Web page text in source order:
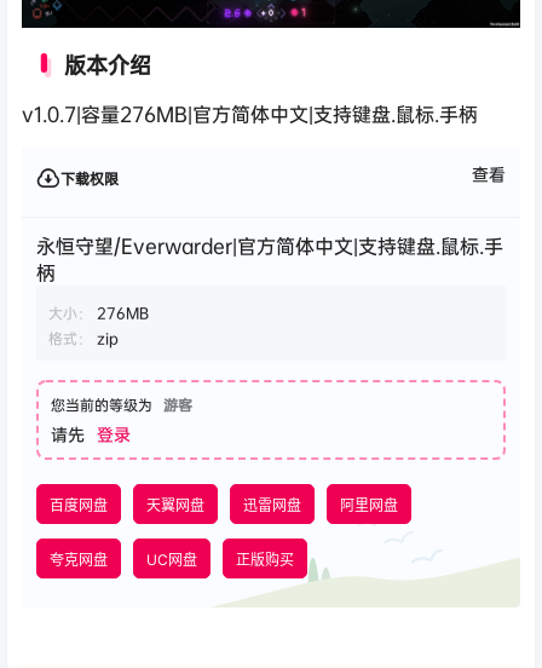
版本介绍
v1.0.7|容量276MB|官方简体中文|支持键盘.鼠标.手柄
下载权限 查看
永恒守望/Everwarder|官方简体中文|支持键盘.鼠标.手
柄
大小：
276MB
格式：
zip
您当前的等级为 游客
请先 登录
百度网盘 天翼网盘 迅雷网盘 阿里网盘
夸克网盘 UC网盘 正版购买